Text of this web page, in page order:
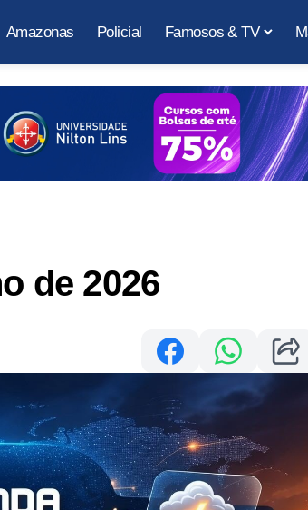
Amazonas Policial Famosos & TV
de 2026